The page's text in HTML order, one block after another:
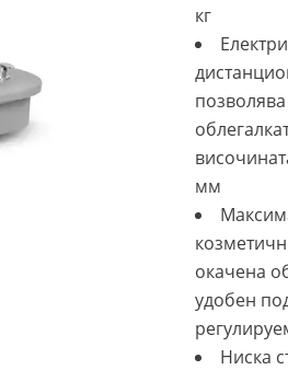
кг
мм
окачена
удобен
Ниска